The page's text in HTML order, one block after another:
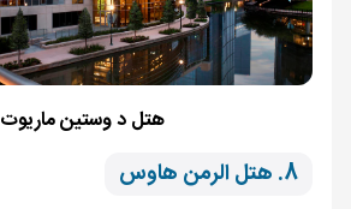
هتل د وستین ماریوت
8. هتل الرمن هاوس